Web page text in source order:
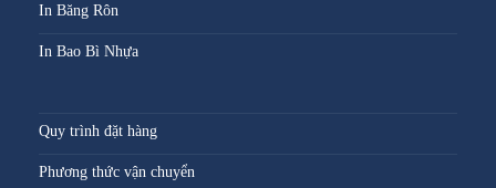
In Băng Rôn
In Bao Bì Nhựa
Quy trình đặt hàng
Phương thức vận chuyển